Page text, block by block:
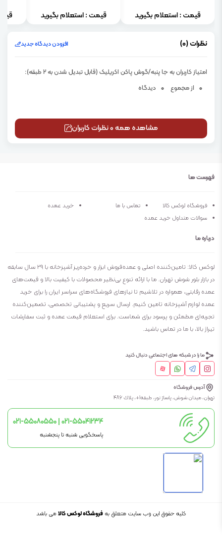
قیمت : استعلام بگیرید قیمت : استعلام بگیرید
نظرات (0) افزودن دیدگاه جدید
امتیاز کاربران به جا پنبه/گوش پاکن اکریلیک (قابل تبدیل شدن به 2 طبقه):
0 از مجموع 0 دیدگاه
مشاهده همه 0 نظرات کاربران
فهرست ها
فروشگاه لوکس کالا تماس با ما
خرید عمده
سوالات متداول خرید عمده
درباره ما
لوکس کالا: تامین‌کننده اصلی و عمده‌فروش ابزار و خرده‌ریز آشپزخانه با ۲۹ سال سابقه
در بازار بلور شوش تهران. ما با ارائه تنوع بی‌نظیر محصولات با کیفیت بالا و قیمت‌های
عمده رقابتی، همواره در تلاشیم تا نیازهای فروشگاه‌های سراسر ایران را برای خرید
عمده لوازم آشپزخانه تامین کنیم. ارسال سریع و پشتیبانی تخصصی، تضمین‌کننده
تجربه‌ای مطمئن و پرسود برای شماست. برای استعلام قیمت عمده و ثبت سفارشات
تیراژ بالا، با ما در تماس باشید.
ما را در شبکه های اجتماعی دنبال کنید
آدرس فروشگاه
تهران، ميدان شوش، پاساژ نور، طبقه1+، پلاك 486
021-55080550 | 021-55041234
پاسخگویی شنبه تا پنجشنبه
کلیه حقوق این وب سایت متعلق به فروشگاه لوکس کالامی باشد